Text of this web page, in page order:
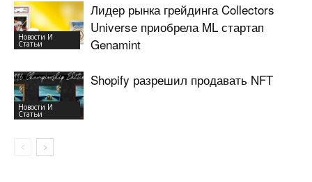
Новости И
Статьи
Лидер рынка грейдинга Collectors
Universe приобрела ML стартап
Genamint
Новости И
Статьи
Shopify разрешил продавать NFT